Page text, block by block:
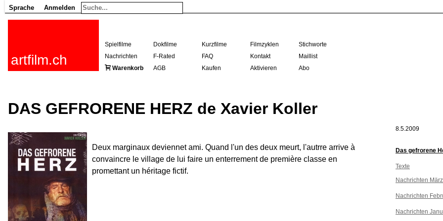
Sprache Anmelden
artfilm.ch
Spielfilme Dokfilme Kurzfilme Filmzyklen
Stichworte
Nachrichten
F-Rated FAQ Kontakt
Maillist
Warenkorb
AGB Kaufen Aktivieren Abo
DAS GEFRORENE HERZ de Xavier Koller
8.5.2009
Das gefrorene
Texte
Nachrichten
Nachrichten
Nachrichten
Deux marginaux deviennet ami. Quand l'un des deux meurt, l'autrre arrive à
convaincre le village de lui faire un enterrement de première classe en
promettant un héritage fictif.